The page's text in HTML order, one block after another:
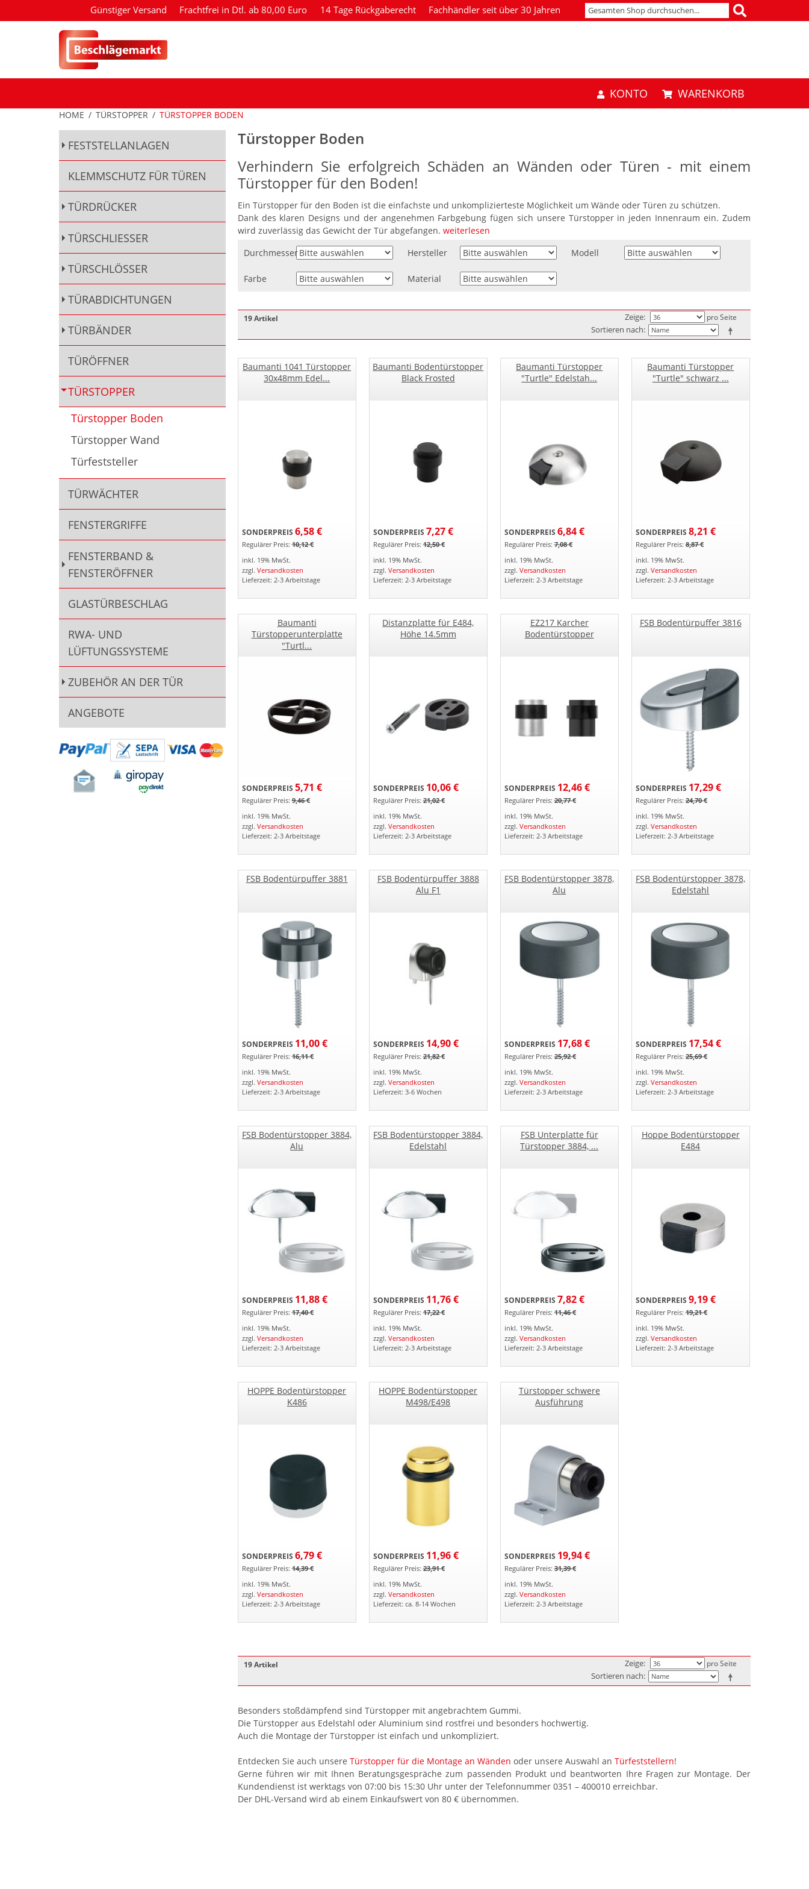
Günstiger Versand Frachtfrei in Dtl. ab 80,00 Euro 14 Tage Rückgaberecht Fachhändler seit über 30 Jahren
KONTO WARENKORB
HOME / TÜRSTOPPER / TÜRSTOPPER BODEN
Türstopper Boden
Verhindern Sie erfolgreich Schäden an Wänden oder Türen - mit einem
Türstopper für den Boden!
Ein Türstopper für den Boden ist die einfachste und unkomplizierteste Möglichkeit um Wände oder Türen zu schützen.
Dank des klaren Designs und der angenehmen Farbgebung fügen sich unsere Türstopper in jeden Innenraum ein. Zudem
wird zuverlässig das Gewicht der Tür abgefangen. weiterlesen
Durchmesser
Hersteller Modell
Farbe Material
19 Artikel Zeige pro Seite
Sortieren nach
Baumanti 1041 Türstopper
30x48mm Edel...
SONDERPREIS 6,58 €
Regulärer Preis: 10,12 €
inkl. 19% MwSt.
zzgl. Versandkosten
Lieferzeit: 2-3 Arbeitstage
Baumanti Bodentürstopper
Black Frosted
SONDERPREIS 7,27 €
Regulärer Preis: 12,50 €
inkl. 19% MwSt.
zzgl. Versandkosten
Lieferzeit: 2-3 Arbeitstage
Baumanti Türstopper
"Turtle" Edelstah...
SONDERPREIS 6,84 €
Regulärer Preis: 7,08 €
inkl. 19% MwSt.
zzgl. Versandkosten
Lieferzeit: 2-3 Arbeitstage
Baumanti Türstopper
"Turtle" schwarz ...
SONDERPREIS 8,21 €
Regulärer Preis: 8,87 €
inkl. 19% MwSt.
zzgl. Versandkosten
Lieferzeit: 2-3 Arbeitstage
Baumanti
Türstopperunterplatte
"Turtl...
SONDERPREIS 5,71 €
Regulärer Preis: 9,46 €
inkl. 19% MwSt.
zzgl. Versandkosten
Lieferzeit: 2-3 Arbeitstage
Distanzplatte für E484,
Höhe 14.5mm
SONDERPREIS 10,06 €
Regulärer Preis: 21,02 €
inkl. 19% MwSt.
zzgl. Versandkosten
Lieferzeit: 2-3 Arbeitstage
EZ217 Karcher
Bodentürstopper
SONDERPREIS 12,46 €
Regulärer Preis: 20,77 €
inkl. 19% MwSt.
zzgl. Versandkosten
Lieferzeit: 2-3 Arbeitstage
FSB Bodentürpuffer 3816
SONDERPREIS 17,29 €
Regulärer Preis: 24,70 €
inkl. 19% MwSt.
zzgl. Versandkosten
Lieferzeit: 2-3 Arbeitstage
FSB Bodentürpuffer 3881
SONDERPREIS 11,00 €
Regulärer Preis: 16,11 €
inkl. 19% MwSt.
zzgl. Versandkosten
Lieferzeit: 2-3 Arbeitstage
FSB Bodentürpuffer 3888
Alu F1
SONDERPREIS 14,90 €
Regulärer Preis: 21,82 €
inkl. 19% MwSt.
zzgl. Versandkosten
Lieferzeit: 3-6 Wochen
FSB Bodentürstopper 3878,
Alu
SONDERPREIS 17,68 €
Regulärer Preis: 25,92 €
inkl. 19% MwSt.
zzgl. Versandkosten
Lieferzeit: 2-3 Arbeitstage
FSB Bodentürstopper 3878,
Edelstahl
SONDERPREIS 17,54 €
Regulärer Preis: 25,69 €
inkl. 19% MwSt.
zzgl. Versandkosten
Lieferzeit: 2-3 Arbeitstage
FSB Bodentürstopper 3884,
Alu
SONDERPREIS 11,88 €
Regulärer Preis: 17,40 €
inkl. 19% MwSt.
zzgl. Versandkosten
Lieferzeit: 2-3 Arbeitstage
FSB Bodentürstopper 3884,
Edelstahl
SONDERPREIS 11,76 €
Regulärer Preis: 17,22 €
inkl. 19% MwSt.
zzgl. Versandkosten
Lieferzeit: 2-3 Arbeitstage
FSB Unterplatte für
Türstopper 3884, ...
SONDERPREIS 7,82 €
Regulärer Preis: 11,46 €
inkl. 19% MwSt.
zzgl. Versandkosten
Lieferzeit: 2-3 Arbeitstage
Hoppe Bodentürstopper
E484
SONDERPREIS 9,19 €
Regulärer Preis: 19,21 €
inkl. 19% MwSt.
zzgl. Versandkosten
Lieferzeit: 2-3 Arbeitstage
HOPPE Bodentürstopper
K486
SONDERPREIS 6,79 €
Regulärer Preis: 14,39 €
inkl. 19% MwSt.
zzgl. Versandkosten
Lieferzeit: 2-3 Arbeitstage
HOPPE Bodentürstopper
M498/E498
SONDERPREIS 11,96 €
Regulärer Preis: 23,91 €
inkl. 19% MwSt.
zzgl. Versandkosten
Lieferzeit: ca. 8-14 Wochen
Türstopper schwere
Ausführung
SONDERPREIS 19,94 €
Regulärer Preis: 31,39 €
inkl. 19% MwSt.
zzgl. Versandkosten
Lieferzeit: 2-3 Arbeitstage
19 Artikel Zeige pro Seite
Sortieren nach
Besonders stoßdämpfend sind Türstopper mit angebrachtem Gummi.
Die Türstopper aus Edelstahl oder Aluminium sind rostfrei und besonders hochwertig.
Auch die Montage der Türstopper ist einfach und unkompliziert.
Entdecken Sie auch unsere Türstopper für die Montage an Wänden oder unsere Auswahl an Türfeststellern!
Gerne führen wir mit Ihnen Beratungsgespräche zum passenden Produkt und beantworten Ihre Fragen zur Montage. Der
Kundendienst ist werktags von 07:00 bis 15:30 Uhr unter der Telefonnummer 0351 – 400010 erreichbar.
Der DHL-Versand wird ab einem Einkaufswert von 80 € übernommen.
FESTSTELLANLAGEN
KLEMMSCHUTZ FÜR TÜREN
TÜRDRÜCKER
TÜRSCHLIESSER
TÜRSCHLÖSSER
TÜRABDICHTUNGEN
TÜRBÄNDER
TÜRÖFFNER
TÜRSTOPPER
Türstopper Boden
Türstopper Wand
Türfeststeller
TÜRWÄCHTER
FENSTERGRIFFE
FENSTERBAND &
FENSTERÖFFNER
GLASTÜRBESCHLAG
RWA- UND
LÜFTUNGSSYSTEME
ZUBEHÖR AN DER TÜR
ANGEBOTE